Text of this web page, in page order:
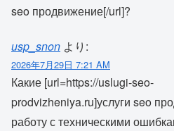
seo продвижение[/url]?
usp_snon より:
2026年7月29日 7:21 AM
Какие [url=https://uslugi-seo-
prodvizheniya.ru]услуги seo
работу с техническими